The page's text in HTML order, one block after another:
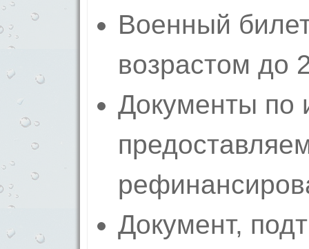
Военный
возрастом до
Документы по
Документ,